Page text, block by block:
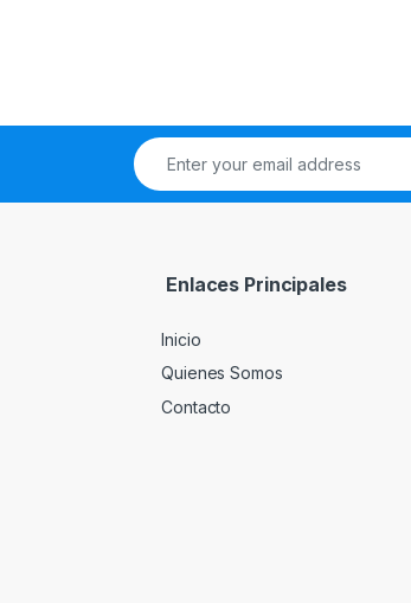
Enlaces Principales
Inicio
Quienes Somos
Contacto